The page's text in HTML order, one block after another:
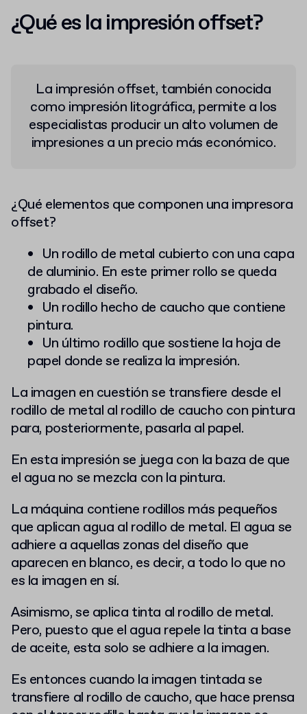
¿Qué es la impresión offset?
La impresión offset, también conocida
como impresión litográfica, permite a los
especialistas producir un alto volumen de
impresiones a un precio más económico.
¿Qué elementos que componen una impresora
offset?
Un rodillo de metal cubierto con una capa
de aluminio. En este primer rollo se queda
grabado el diseño.
Un rodillo hecho de caucho que contiene
pintura.
Un último rodillo que sostiene la hoja de
papel donde se realiza la impresión.
La imagen en cuestión se transfiere desde el
rodillo de metal al rodillo de caucho con pintura
para, posteriormente, pasarla al papel.
En esta impresión se juega con la baza de que
el agua no se mezcla con la pintura.
La máquina contiene rodillos más pequeños
que aplican agua al rodillo de metal. El agua se
adhiere a aquellas zonas del diseño que
aparecen en blanco, es decir, a todo lo que no
es la imagen en sí.
Asimismo, se aplica tinta al rodillo de metal.
Pero, puesto que el agua repele la tinta a base
de aceite, esta solo se adhiere a la imagen.
Es entonces cuando la imagen tintada se
transfiere al rodillo de caucho, que hace prensa